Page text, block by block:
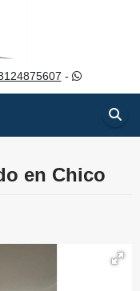
-
en Chico